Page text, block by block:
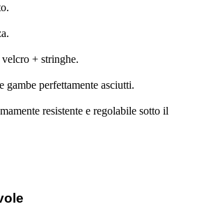
+ stringhe.
gambe perfettamente asciutti.
resistente e regolabile sotto il